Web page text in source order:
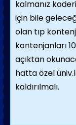
kalmanız
için bile
olan tıp
kontenjanları
açıktan
hatta özel
kaldırılmalı.